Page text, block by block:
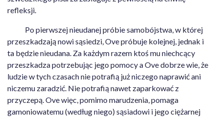
refleksji.
Po pierwszej nieudanej próbie samobójstwa, w której
przeszkadzają nowi sąsiedzi, Ove próbuje kolejnej, jednak i
ta będzie nieudana. Za każdym razem ktoś mu niechcący
przeszkadza potrzebując jego pomocy a Ove dobrze wie, że
ludzie w tych czasach nie potrafią już niczego naprawić ani
niczemu zaradzić. Nie potrafią nawet zaparkować z
przyczepą. Ove więc, pomimo marudzenia, pomaga
gamoniowatemu (według niego) sąsiadowi i jego ciężarnej